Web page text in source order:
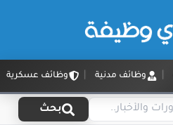
وظائف مدنية وظائف عسكرية
بحث